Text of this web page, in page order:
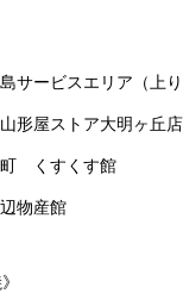
ービスエリア（上り
屋ストア大明ヶ丘店
くすくす館
物産館